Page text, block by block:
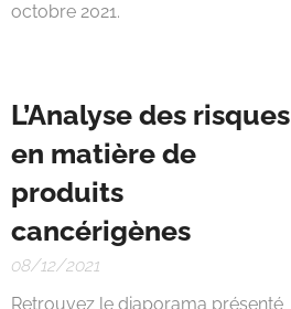
octobre 2021.
L’Analyse des risques
en matière de
produits
cancérigènes
08/12/2021
Retrouvez le diaporama présenté